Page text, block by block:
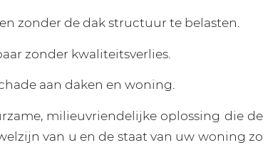
zonder de dak structuur te belasten.
zonder kwaliteitsverlies.
aan daken en woning.
milieuvriendelijke oplossing die de
van u en de staat van uw woning zo